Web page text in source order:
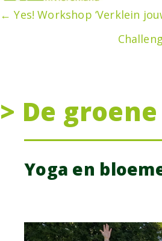
Posts
navigation
← Yes! Workshop ‘Verklein
> De
Yoga en